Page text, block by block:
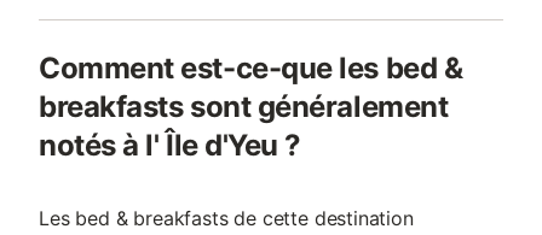
Comment est-ce-que les bed &
breakfasts sont généralement
notés à l' Île d'Yeu ?
Les bed & breakfasts de cette destination